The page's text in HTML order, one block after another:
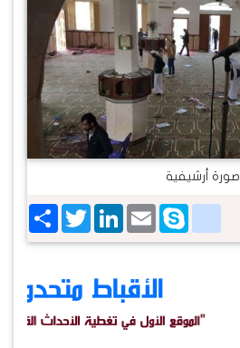
صورة أرشيفية
ShareTwitterLinkedIn EmailSkype
google_bookmarks